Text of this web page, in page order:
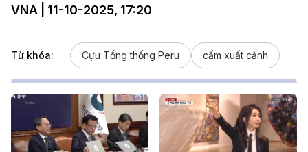
VNA | 11-10-2025, 17:20
Từ khóa: Cựu Tổng thống Peru cấm xuất cảnh